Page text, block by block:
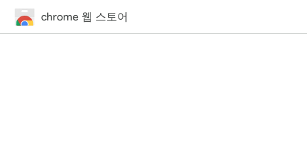
chrome 웹 스토어